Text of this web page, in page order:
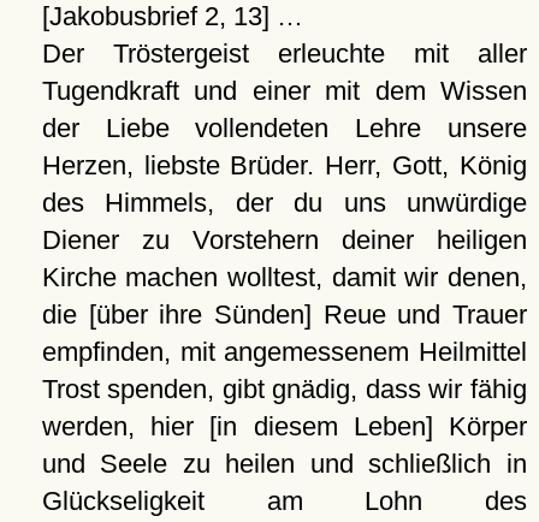
[Jakobusbrief 2, 13] …
Der Tröstergeist erleuchte mit aller
Tugendkraft und einer mit dem Wissen
der Liebe vollendeten Lehre unsere
Herzen, liebste Brüder. Herr, Gott, König
des Himmels, der du uns unwürdige
Diener zu Vorstehern deiner heiligen
Kirche machen wolltest, damit wir denen,
die [über ihre Sünden] Reue und Trauer
empfinden, mit angemessenem Heilmittel
Trost spenden, gibt gnädig, dass wir fähig
werden, hier [in diesem Leben] Körper
und Seele zu heilen und schließlich in
Glückseligkeit am Lohn des